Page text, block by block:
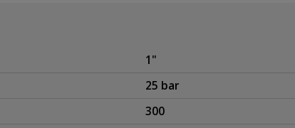
1"
25 bar
300